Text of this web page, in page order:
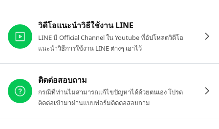
วิดีโอแนะนำวิธีใช้งาน LINE
LINE มี Official Channel ใน Youtube ที่อัปโหลดวิดีโอ
แนะนำวิธีการใช้งาน LINE ต่างๆ เอาไว้
ติดต่อสอบถาม
กรณีที่ท่านไม่สามารถแก้ไขปัญหาได้ด้วยตนเอง โปรด
ติดต่อเข้ามาผ่านแบบฟอร์มติดต่อสอบถาม